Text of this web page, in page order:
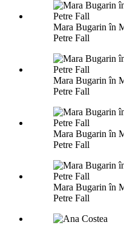
Mara Bugarin în
Petre Fall
Mara Bugarin în
Petre Fall
Mara Bugarin în
Petre Fall
Mara Bugarin în
Petre Fall